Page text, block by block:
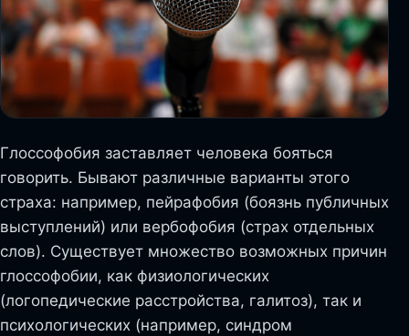
Глоссофобия заставляет человека бояться
говорить. Бывают различные варианты этого
страха: например, пейрафобия (боязнь публичных
выступлений) или вербофобия (страх отдельных
слов). Существует множество возможных причин
глоссофобии, как физиологических
(логопедические расстройства, галитоз), так и
психологических (например, синдром